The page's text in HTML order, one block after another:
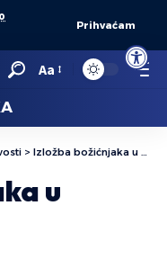
Open
Prihvaćam
Aa
> Izložba božićnjaka u Subotici
u